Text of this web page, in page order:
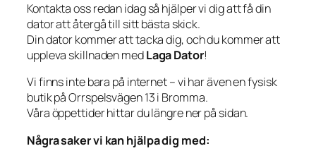
Kontakta oss redan idag så hjälper vi dig att få din
dator att återgå till sitt bästa skick.
Din dator kommer att tacka dig, och du kommer att
uppleva skillnaden medLaga Dator!
Vi finns inte bara på internet – vi har även en fysisk
butik på Orrspelsvägen 13 i Bromma.
Våra öppettider hittar du längre ner på sidan.
Några saker vi kan hjälpa dig med: